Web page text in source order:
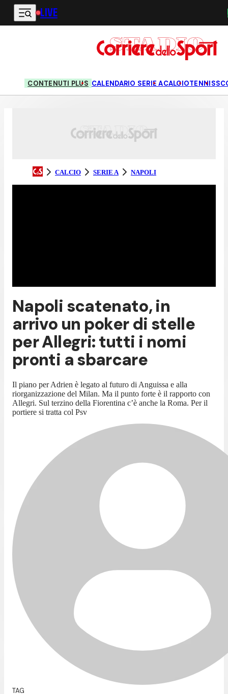
Vai al contenuto principale
LIVE
CONTENUTI PLUS CALENDARIO SERIE ACALCIOTENNIS
CALCIO SERIE A NAPOLI
Napoli scatenato, in
arrivo un poker di stelle
per Allegri: tutti i nomi
pronti a sbarcare
Il piano per Adrien è legato al futuro di Anguissa e alla
riorganizzazione del Milan. Ma il punto forte è il rapporto con
Allegri. Sul terzino della Fiorentina c’è anche la Roma. Per il
portiere si tratta col Psv